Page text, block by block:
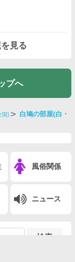
見る
プへ
国)
白鳩の部屋(白・
風俗関係
ニュース
検索